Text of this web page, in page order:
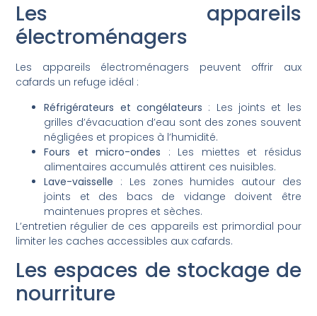
Les appareils
électroménagers
Les appareils électroménagers peuvent offrir aux
cafards un refuge idéal :
Réfrigérateurs et congélateurs : Les joints et les
grilles d’évacuation d’eau sont des zones souvent
négligées et propices à l’humidité.
Fours et micro-ondes : Les miettes et résidus
alimentaires accumulés attirent ces nuisibles.
Lave-vaisselle : Les zones humides autour des
joints et des bacs de vidange doivent être
maintenues propres et sèches.
L’entretien régulier de ces appareils est primordial pour
limiter les caches accessibles aux cafards.
Les espaces de stockage de
nourriture